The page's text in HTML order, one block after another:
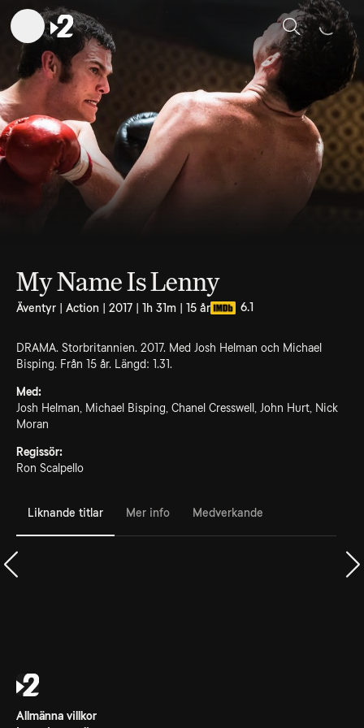
Sök
My Name Is Lenny
Äventyr | Action | 2017 | 1h 31m | 15 år 6.1
DRAMA. Storbritannien. 2017. Med Josh Helman och Michael
Bisping. Från 15 år. Längd: 1.31.
Med:
Josh Helman, Michael Bisping, Chanel Cresswell, John Hurt, Nick
Moran
Regissör:
Ron Scalpello
Liknande titlar Mer info Medverkande
Allmänna villkor